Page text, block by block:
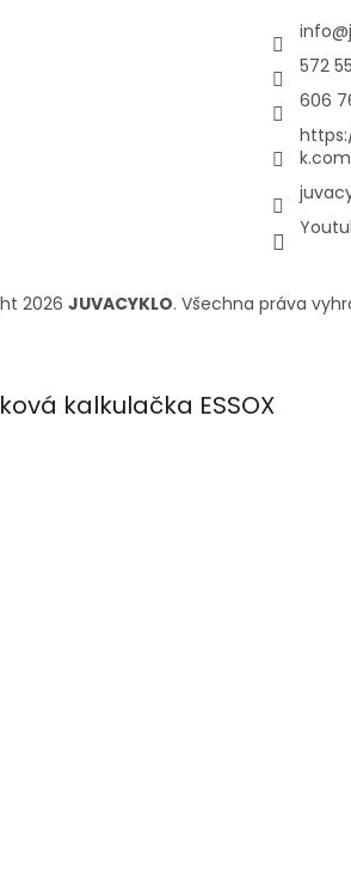
info@
572
606
2026 JUVACYKLO. Všechna práva
kalkulačka ESSOX